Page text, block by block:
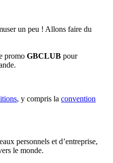
un peu ! Allons faire du
promo GBCLUB pour
, y compris la convention
personnels et d’entreprise,
le monde.